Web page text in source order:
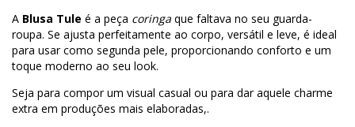
A Blusa Tule é a peça coringa que faltava no seu guarda-
roupa. Se ajusta perfeitamente ao corpo, versátil e leve, é ideal
para usar como segunda pele, proporcionando conforto e um
toque moderno ao seu look.
Seja para compor um visual casual ou para dar aquele charme
extra em produções mais elaboradas,.